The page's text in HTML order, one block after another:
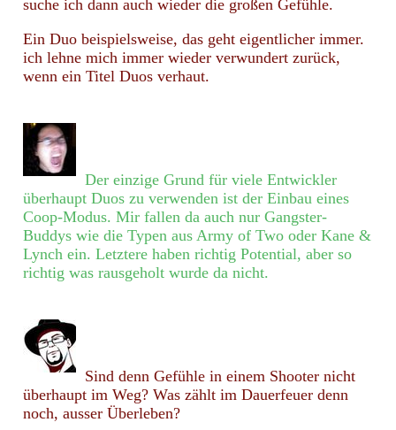
suche ich dann auch wieder die großen Gefühle.
Ein Duo beispielsweise, das geht eigentlicher immer.
ich lehne mich immer wieder verwundert zurück,
wenn ein Titel Duos verhaut.
Der einzige Grund für viele Entwickler
überhaupt Duos zu verwenden ist der Einbau eines
Coop-Modus. Mir fallen da auch nur Gangster-
Buddys wie die Typen aus Army of Two oder Kane &
Lynch ein. Letztere haben richtig Potential, aber so
richtig was rausgeholt wurde da nicht.
Sind denn Gefühle in einem Shooter nicht
überhaupt im Weg? Was zählt im Dauerfeuer denn
noch, ausser Überleben?